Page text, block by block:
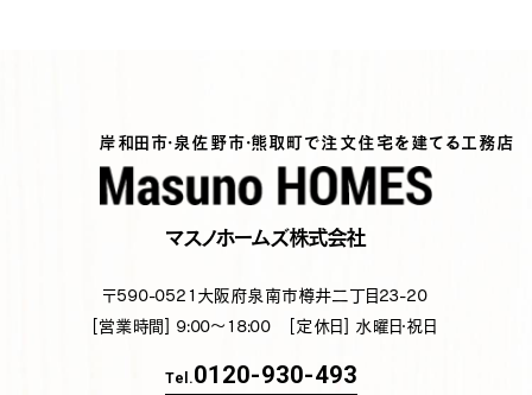
岸和田市・泉佐野市・熊取町で注文住宅を建てる工務店
マスノホームズ株式会社
〒590-0521 大阪府泉南市樽井二丁目23-20
[営業時間] 9:00～18:00 [定休日] 水曜日・祝日
Tel.0120-930-493